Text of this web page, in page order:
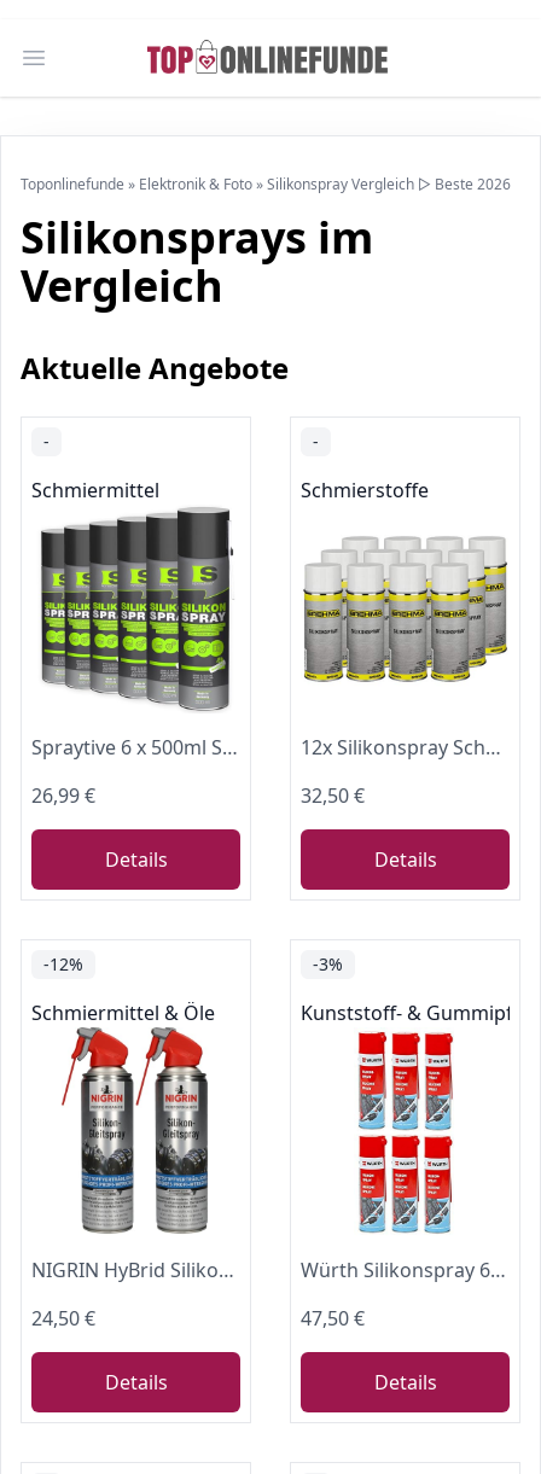
Open main menu
Toponlinefunde » Elektronik & Foto»Silikonspray Vergleich ▷ Beste 2026
Silikonsprays im
Vergleich
Aktuelle Angebote
-
Schmiermittel
Spraytive 6 x 500ml Silikonspray - Schmiermittel & Gleitspray für Auto, Gummi, Kunststoff & Metall - Farblos, wasserabweisend, rückstandsfrei - von -50 °C bis +250 °C - Made in Germany
26,99 €
Details
-
Schmierstoffe
12x Silikonspray Schmiermittel Schmierstoff Siliconespray Gleitmittel Spray 400 ml
32,50 €
Details
-12%
Schmiermittel & Öle
NIGRIN HyBrid Silikon-Gleitspray, kunststoffverträgliches, flüssiges Profi-Werkzeug, 500 ml (Packung mit 2)
24,50 €
Details
-3%
Kunststoff- &
Würth Silikonspray 6 x je Dose 500 ml.
47,50 €
Details